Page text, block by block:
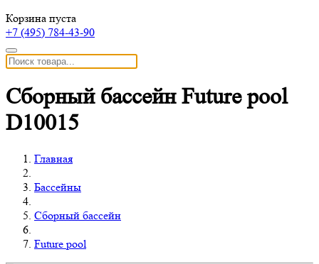
Корзина пуста
+7 (495) 784-43-90
Сборный бассейн Future pool
D10015
Главная
Бассейны
Сборный бассейн
Future pool